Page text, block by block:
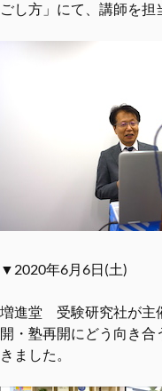
ごし方」にて、講師を担
▼2020年6月6日(土)
増進堂 受験研究社が主
開・塾再開にどう向き
きました。